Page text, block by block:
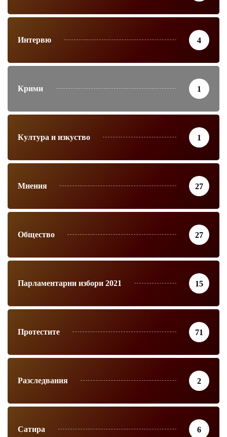
Интервю 4
Крими 1
Култура и изкуство 1
Мнения 27
Общество 27
Парламентарни избори 2021 15
Протестите 71
Разследвания 2
Сатира 6